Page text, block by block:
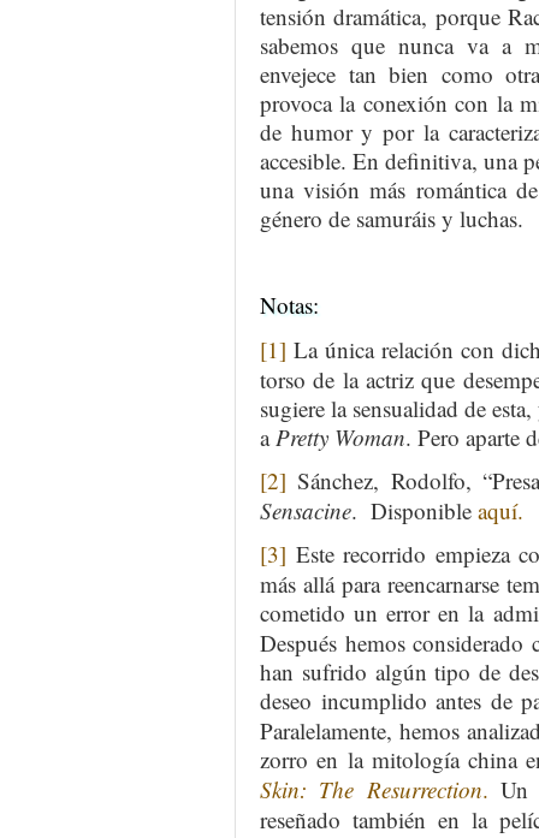
tensión dramática, porque
sabemos que nunca va a
envejece tan bien como
provoca la conexión con la
de humor y por la
accesible. En definitiva, una
una visión más romántica
género de samuráis y luchas.
Notas:
[1] La única relación con
torso de la actriz que
sugiere la sensualidad de
a Pretty Woman. Pero aparte
[2] Sánchez, Rodolfo,
Sensacine. Disponible aquí.
[3] Este recorrido empieza
más allá para reencarnarse
cometido un error en la
Después hemos
han sufrido algún tipo de
deseo incumplido antes de
Paralelamente, hemos
zorro en la mitología china
Skin: The Resurrection. Un
reseñado también en la